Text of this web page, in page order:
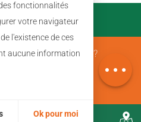
Carte
Qui sommes nous ?
fonctionnalités
votre navigateur
l'existence de ces
aucune information
Ok pour moi